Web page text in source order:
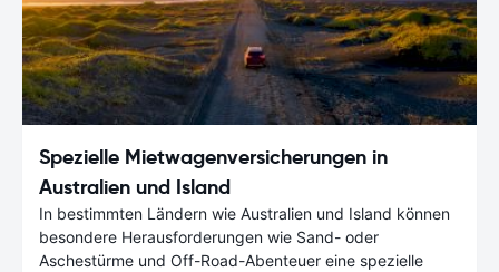
Spezielle Mietwagenversicherungen in
Australien und Island
In bestimmten Ländern wie Australien und Island können
besondere Herausforderungen wie Sand- oder
Aschestürme und Off-Road-Abenteuer eine spezielle